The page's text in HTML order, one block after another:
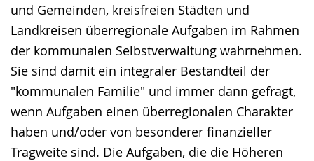
und Gemeinden, kreisfreien Städten und
Landkreisen überregionale Aufgaben im Rahmen
der kommunalen Selbstverwaltung wahrnehmen.
Sie sind damit ein integraler Bestandteil der
"kommunalen Familie" und immer dann gefragt,
wenn Aufgaben einen überregionalen Charakter
haben und/oder von besonderer finanzieller
Tragweite sind. Die Aufgaben, die die Höheren